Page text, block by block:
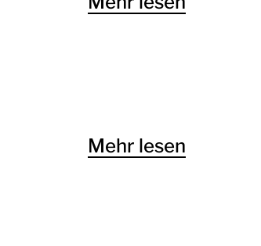
Mehr lesen